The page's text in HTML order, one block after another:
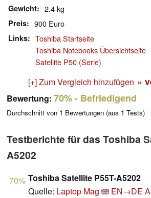
Gewicht 2.4 kg
Preis 900 Euro
Links
Toshiba Startseite
Toshiba Notebooks Übersichtseite
Satellite P50 (Serie)
[+] Zum Vergleich hinzufügen »
Bewertung: 70%- Befriedigend
Durchschnitt von 1 Bewertungen (aus 1 Tests)
Testberichte für das Toshiba
A5202
70% Toshiba Satellite P55T-A5202
Quelle: Laptop Mag EN→DE